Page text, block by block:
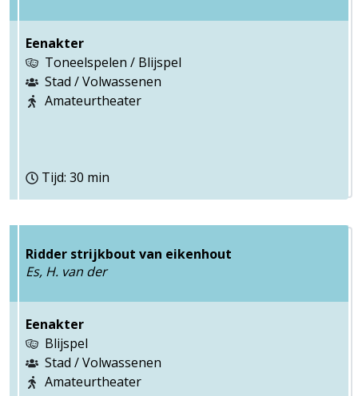
Eenakter
Toneelspelen / Blijspel
Stad / Volwassenen
Amateurtheater
Tijd: 30 min
Ridder strijkbout van eikenhout
Es, H. van der
Eenakter
Blijspel
Stad / Volwassenen
Amateurtheater